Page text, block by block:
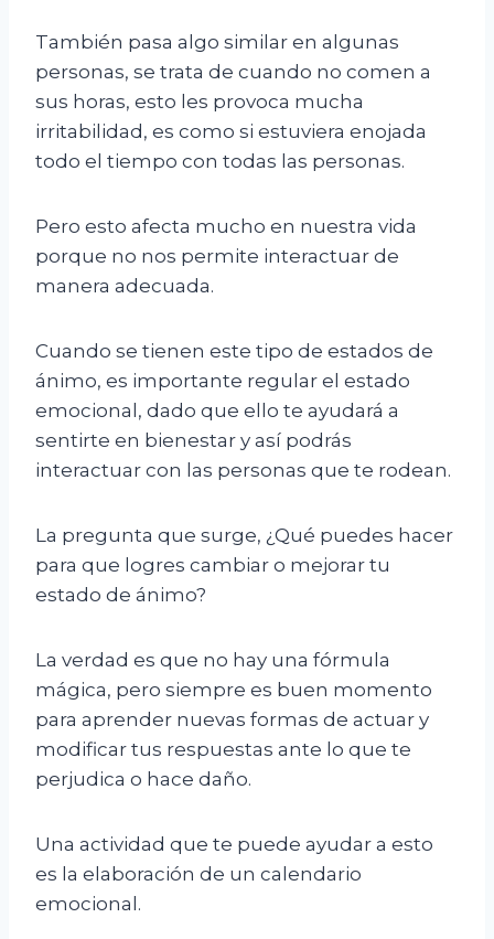
También pasa algo similar en algunas
personas, se trata de cuando no comen a
sus horas, esto les provoca mucha
irritabilidad, es como si estuviera enojada
todo el tiempo con todas las personas.
Pero esto afecta mucho en nuestra vida
porque no nos permite interactuar de
manera adecuada.
Cuando se tienen este tipo de estados de
ánimo, es importante regular el estado
emocional, dado que ello te ayudará a
sentirte en bienestar y así podrás
interactuar con las personas que te rodean.
La pregunta que surge, ¿Qué puedes hacer
para que logres cambiar o mejorar tu
estado de ánimo?
La verdad es que no hay una fórmula
mágica, pero siempre es buen momento
para aprender nuevas formas de actuar y
modificar tus respuestas ante lo que te
perjudica o hace daño.
Una actividad que te puede ayudar a esto
es la elaboración de un calendario
emocional.